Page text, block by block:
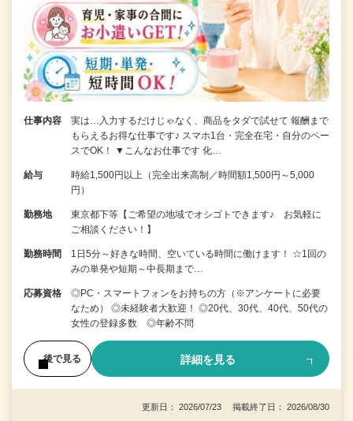
仕事内容
実は…入力するだけじゃなく、商品をタダで試せて 報酬まで
もらえるお得な仕事です♪ スマホ1台・完全在宅・自分のペー
スでOK！ ▼こんなお仕事です 化…
給与
時給1,500円以上（完全出来高制／時間額1,500円～5,000
円）
勤務地
東京都下等【ご希望の地域でオシゴトできます♪ お気軽に
ご相談ください！】
勤務時間
1日5分～好きな時間、空いている時間に働けます！ ☆1回の
みの単発や短期～中長期まで…
応募資格
◎PC・スマートフォンをお持ちの方（※アンケートに必要
なため） ◎未経験者大歓迎！ ◎20代、30代、40代、50代の
女性の登録多数 ◎年齢不問
後で見る 詳細を見る
更新日： 2026/07/23 掲載終了日： 2026/08/30